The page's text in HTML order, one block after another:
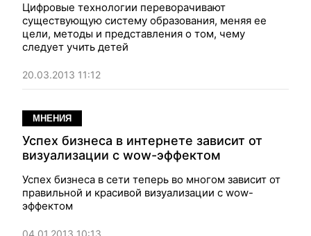
Цифровые технологии переворачивают
существующую систему образования, меняя ее
цели, методы и представления о том, чему
следует учить детей
20.03.2013 11:12
МНЕНИЯ
Успех бизнеса в интернете зависит от
визуализации с wow-эффектом
Успех бизнеса в сети теперь во многом зависит от
правильной и красивой визуализации с wow-
эффектом
04.01.2013 10:13